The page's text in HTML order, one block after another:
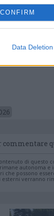
CONFIRM
Data Deletion
commentare
di questo
autonoma
che possono
verranno